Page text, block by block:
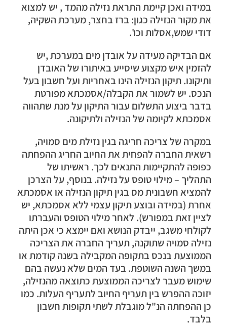
במידה ואכן קיימת התראת נזילה מהמד , יש למצוא
את מקור הנזילה כגון: ברז בחצר, מערכת השקיה,
דודי שמש,אסלות וכו'.
אם הבדיקה מעידה על אובדן מים במערכת ,יש
להזמין איש מקצוע שיסייע באיתורו של האובדן
ותיקונו. תיקון הנזילה הינו באחריות ועל חשבון בעל
הנכס. יש לשמור את הקבלה/אסמכתא מפורטת
בדבר ביצוע התשלום עבור התיקון על מנת שתהווה
אסמכתא לקיומה של הנזילה ולתיקונה.
במקרה של צריכה חריגה בגין נזילת מים סמויה,
רשאית החברה להפחית את החיוב החריג ההפחתה
כפופה להתקיימות התנאים לכך. ראשיתו של
התהליך – מילוי טופס על נזילה. בנוסף, על הצרכן
להמציא חשבונית מס בגין תיקון הנזילה או אסמכתא
אחרת (במידה ובוצע תיקון עצמי ללא אסמכתא, יש
לציין זאת במפורש). לאחר מילוי הטופס והעברתו
לקולחי משגב, ייבדק הנושא ואם יימצא כי אכן היתה
נזילה סמויה שתוקנה, תעריך החברה את הצריכה
הממוצעת בנכס בתקופה המקבילה בשנה קודמת או
במשך השנה השוטפת. בעד המים שלא נעשה בהם
שימוש מעבר לצריכה הממוצעת כתוצאה מהנזילה,
יזוכה ההפרש בין תעריף החיוב לתעריף העלות. כמו
כן ההפחתה הנ"ל מוגבלת לשתי תקופות חשבון
בלבד.